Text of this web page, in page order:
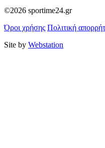
©2026 sportime24.gr
Όροι χρήσης Πολιτική
Site by Webstation